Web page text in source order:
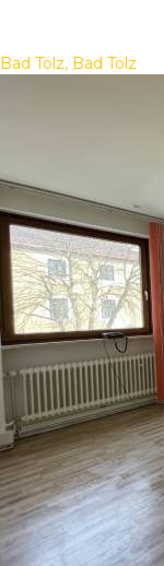
Bad Tölz, Bad Tölz